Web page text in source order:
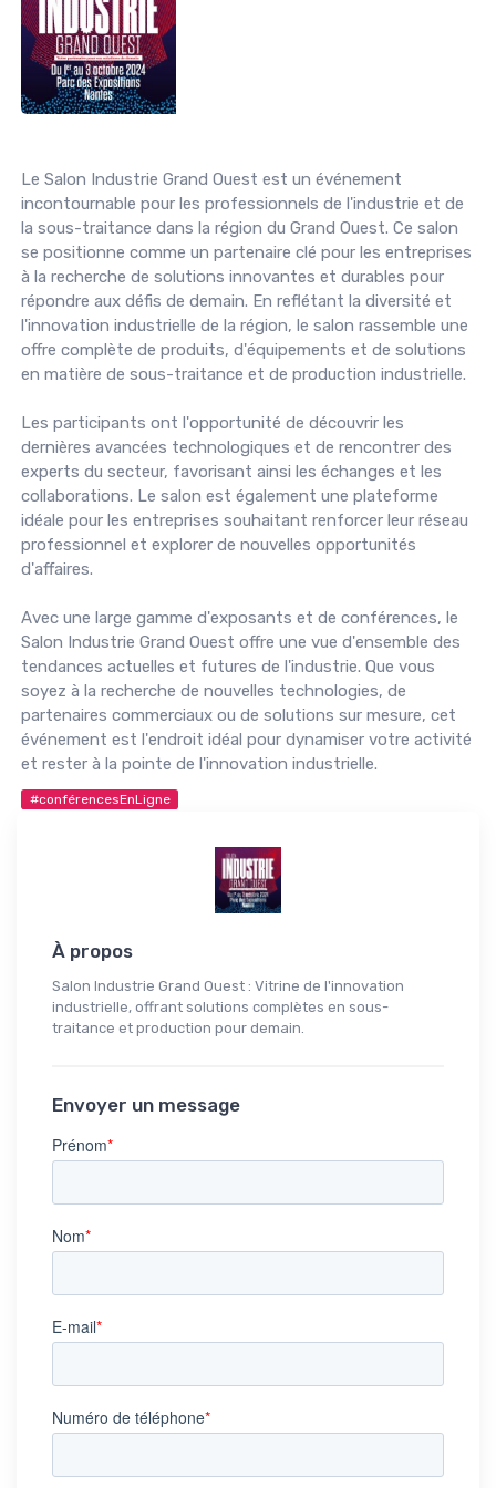
Le Salon Industrie Grand Ouest est un événement
incontournable pour les professionnels de l'industrie et de
la sous-traitance dans la région du Grand Ouest. Ce salon
se positionne comme un partenaire clé pour les entreprises
à la recherche de solutions innovantes et durables pour
répondre aux défis de demain. En reflétant la diversité et
l'innovation industrielle de la région, le salon rassemble une
offre complète de produits, d'équipements et de solutions
en matière de sous-traitance et de production industrielle.
Les participants ont l'opportunité de découvrir les
dernières avancées technologiques et de rencontrer des
experts du secteur, favorisant ainsi les échanges et les
collaborations. Le salon est également une plateforme
idéale pour les entreprises souhaitant renforcer leur réseau
professionnel et explorer de nouvelles opportunités
d'affaires.
Avec une large gamme d'exposants et de conférences, le
Salon Industrie Grand Ouest offre une vue d'ensemble des
tendances actuelles et futures de l'industrie. Que vous
soyez à la recherche de nouvelles technologies, de
partenaires commerciaux ou de solutions sur mesure, cet
événement est l'endroit idéal pour dynamiser votre activité
et rester à la pointe de l'innovation industrielle.
#conférencesEnLigne
À propos
Salon Industrie Grand Ouest : Vitrine de l'innovation
industrielle, offrant solutions complètes en sous-
traitance et production pour demain.
Envoyer un message